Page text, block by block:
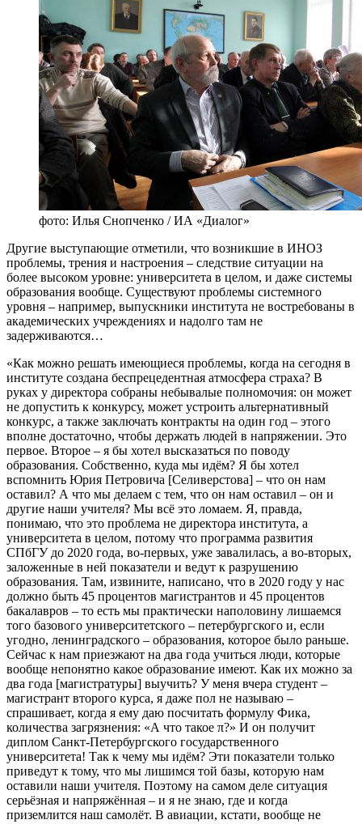
фото: Илья Снопченко / ИА «Диалог»
Другие выступающие отметили, что возникшие в ИНОЗ
проблемы, трения и настроения – следствие ситуации на
более высоком уровне: университета в целом, и даже системы
образования вообще. Существуют проблемы системного
уровня – например, выпускники института не востребованы в
академических учреждениях и надолго там не
задерживаются…
«Как можно решать имеющиеся проблемы, когда на сегодня в
институте создана беспрецедентная атмосфера страха? В
руках у директора собраны небывалые полномочия: он может
не допустить к конкурсу, может устроить альтернативный
конкурс, а также заключать контракты на один год – этого
вполне достаточно, чтобы держать людей в напряжении. Это
первое. Второе – я бы хотел высказаться по поводу
образования. Собственно, куда мы идём? Я бы хотел
вспомнить Юрия Петровича [Селиверстова] – что он нам
оставил? А что мы делаем с тем, что он нам оставил – он и
другие наши учителя? Мы всё это ломаем. Я, правда,
понимаю, что это проблема не директора института, а
университета в целом, потому что программа развития
СПбГУ до 2020 года, во-первых, уже завалилась, а во-вторых,
заложенные в ней показатели и ведут к разрушению
образования. Там, извините, написано, что в 2020 году у нас
должно быть 45 процентов магистрантов и 45 процентов
бакалавров – то есть мы практически наполовину лишаемся
того базового университетского – петербургского и, если
угодно, ленинградского – образования, которое было раньше.
Сейчас к нам приезжают на два года учиться люди, которые
вообще непонятно какое образование имеют. Как их можно за
два года [магистратуры] выучить? У меня вчера студент –
магистрант второго курса, я даже пол не называю –
спрашивает, когда я ему даю посчитать формулу Фика,
количества загрязнения: «А что такое π?» И он получит
диплом Санкт-Петербургского государственного
университета! Так к чему мы идём? Эти показатели только
приведут к тому, что мы лишимся той базы, которую нам
оставили наши учителя. Поэтому на самом деле ситуация
серьёзная и напряжённая – и я не знаю, где и когда
приземлится наш самолёт. В авиации, кстати, вообще не